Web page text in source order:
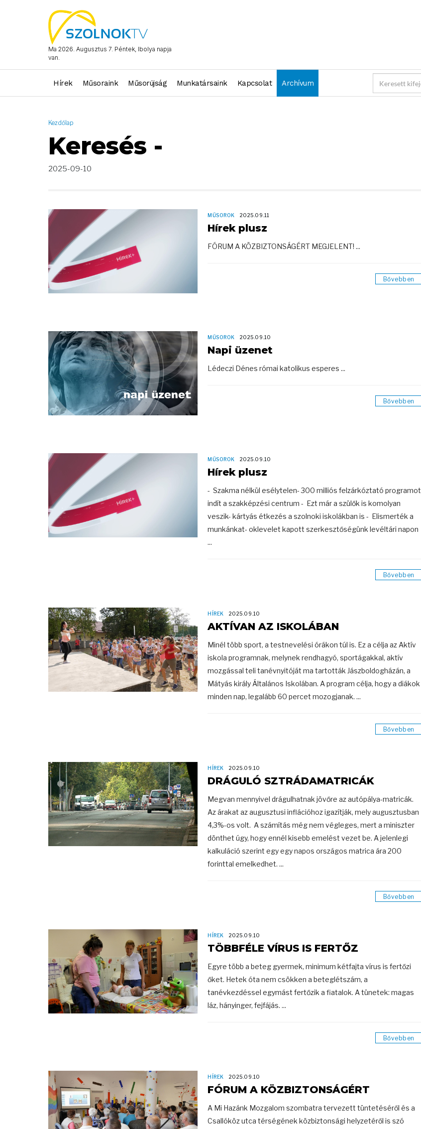
Ma 2026. Augusztus 7. Péntek, Ibolya napja
van.
Hírek Műsoraink Műsorújság Munkatársaink Kapcsolat Archívum
Kezdőlap
Keresés -
2025-09-10
MŰSOROK 2025.09.11
Hírek plusz
FÓRUM A KÖZBIZTONSÁGÉRT MEGJELENT! ...
Bővebben
MŰSOROK 2025.09.10
Napi üzenet
Lédeczi Dénes római katolikus esperes ...
Bővebben
MŰSOROK 2025.09.10
Hírek plusz
- Szakma nélkül esélytelen- 300 milliós felzárkóztató programot
indít a szakképzési centrum - Ezt már a szülők is komolyan
veszik- kártyás étkezés a szolnoki iskolákban is - Elismerték a
munkánkat- oklevelet kapott szerkesztőségünk levéltári napon
...
Bővebben
HÍREK 2025.09.10
AKTÍVAN AZ ISKOLÁBAN
Minél több sport, a testnevelési órákon túl is. Ez a célja az Aktív
iskola programnak, melynek rendhagyó, sportágakkal, aktív
mozgással teli tanévnyitóját ma tartották Jászboldogházán, a
Mátyás király Általános Iskolában. A program célja, hogy a diákok
minden nap, legalább 60 percet mozogjanak. ...
Bővebben
HÍREK 2025.09.10
DRÁGULÓ SZTRÁDAMATRICÁK
Megvan mennyivel drágulhatnak jövőre az autópálya-matricák.
Az árakat az augusztusi inflációhoz igazítják, mely augusztusban
4,3%-os volt. A számítás még nem végleges, mert a miniszter
dönthet úgy, hogy ennél kisebb emelést vezet be. A jelenlegi
kalkuláció szerint egy egy napos országos matrica ára 200
forinttal emelkedhet. ...
Bővebben
HÍREK 2025.09.10
TÖBBFÉLE VÍRUS IS FERTŐZ
Egyre több a beteg gyermek, minimum kétfajta vírus is fertőzi
őket. Hetek óta nem csökken a beteglétszám, a
tanévkezdéssel egymást fertőzik a fiatalok. A tünetek: magas
láz, hányinger, fejfájás. ...
Bővebben
HÍREK 2025.09.10
FÓRUM A KÖZBIZTONSÁGÉRT
A Mi Hazánk Mozgalom szombatra tervezett tüntetéséről és a
Csallóköz utca térségének közbiztonsági helyzetéről is szó